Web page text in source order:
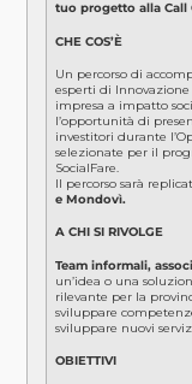
tuo progetto alla Call
CHE COS’È
Un percorso di
esperti di
impresa a impatto
l’opportunità di
investitori durante
selezionate per il
SocialFare.
Il percorso sarà
e Mondovì.
A CHI SI RIVOLGE
Team informali,
un’idea o una
rilevante per la
sviluppare
sviluppare nuovi
OBIETTIVI